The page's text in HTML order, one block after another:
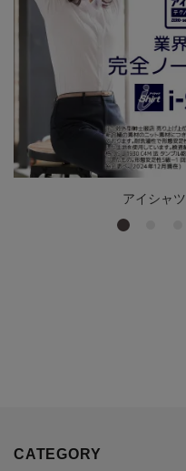
アイシャツ
CATEGORY